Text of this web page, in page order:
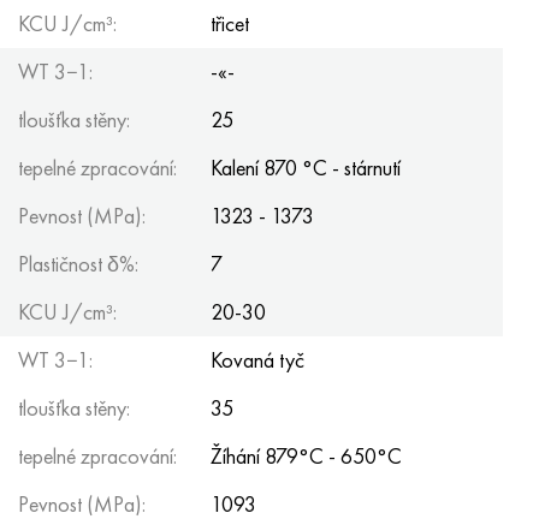
KCU J/cm³:
třicet
WT 3−1:
-«-
tloušťka stěny:
25
tepelné zpracování:
Kalení 870 °C - stárnutí
Pevnost (MPa):
1323 - 1373
Plastičnost δ%:
7
KCU J/cm³:
20-30
WT 3−1:
Kovaná tyč
tloušťka stěny:
35
tepelné zpracování:
Žíhání 879°C - 650°C
Pevnost (MPa):
1093